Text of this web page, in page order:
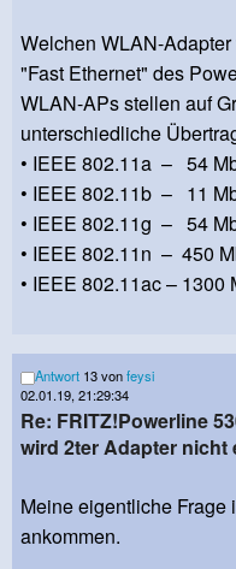
Welchen WLAN-
"Fast Ethernet" des
WLAN-APs stellen auf
unterschiedliche
• IEEE 802.11a – 54
• IEEE 802.11b – 11
• IEEE 802.11g – 54
• IEEE 802.11n – 450
• IEEE 802.11ac – 1300
Antwort 13 vonfeysi
02.01.19, 21:29:34
Re: FRITZ!Powerline
wird 2ter Adapter nicht
Meine eigentliche Frage
ankommen.